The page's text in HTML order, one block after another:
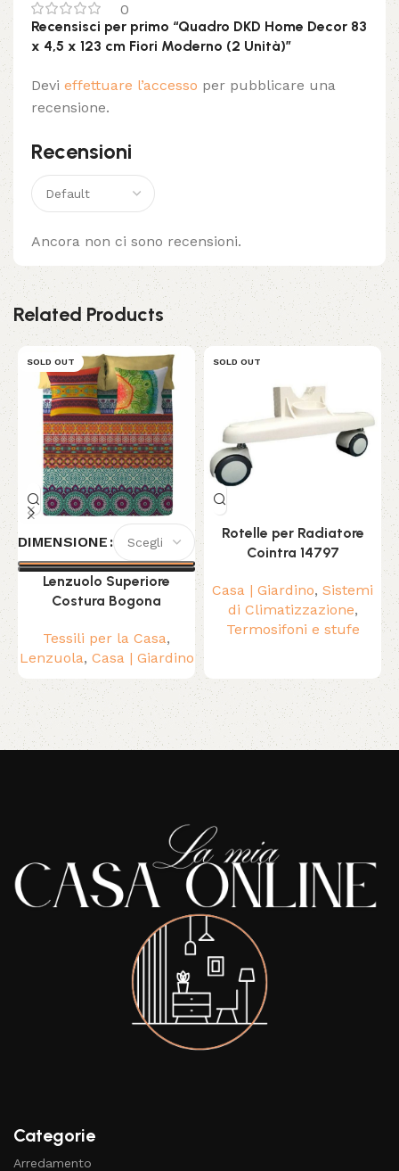
0
Recensioni
Ancora non ci sono recensioni.
Recensisci per primo “Quadro DKD Home Decor 83
x 4,5 x 123 cm Fiori Moderno (2 Unità)”
Devi effettuare l’accesso per pubblicare una
recensione.
Related Products
SOLD OUT
DIMENSIONE
Lenzuolo Superiore
Costura Bogona
Tessili per la Casa,
Lenzuola, Casa | Giardino
SOLD OUT
Rotelle per Radiatore
Cointra 14797
Casa | Giardino, Sistemi
di Climatizzazione,
Termosifoni e stufe
Read More
Categorie
Arredamento